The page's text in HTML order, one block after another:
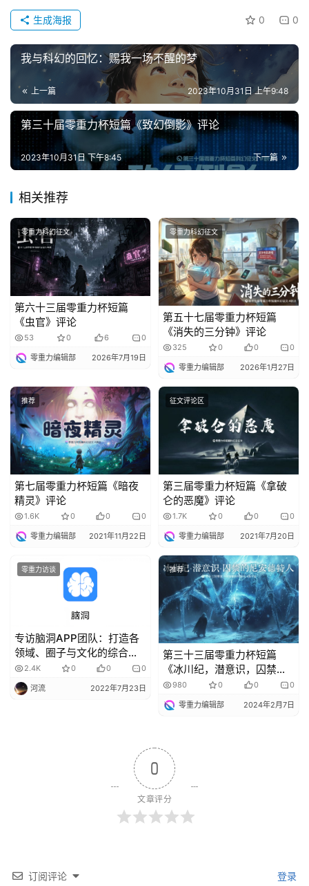
稿
文
章
幻
资
讯
题
科
幻
小
说
库
注册
0 0
生成海报
我与科幻的回忆：赐我一场不醒的梦
上一篇 2023年10月31日 上午9:48
第三十届零重力杯短篇《致幻倒影》评论
下一篇
2023年10月31日 下午8:45
相关推荐
零重力科幻征文
第六十三届零重力杯短篇
《虫官》评论
53 0 6 0
零重力编辑部 2026年7月19日
零重力科幻征文
第五十七届零重力杯短篇
《消失的三分钟》评论
325 0 0 0
零重力编辑部 2026年1月27日
推荐
第七届零重力杯短篇《暗夜
精灵》评论
1.6K 0 0 0
零重力编辑部 2021年11月22日
征文评论区
第三届零重力杯短篇《拿破
仑的恶魔》评论
1.7K 0 0 0
零重力编辑部 2021年7月20日
零重力访谈
专访脑洞APP团队：打造各
领域、圈子与文化的综合创
作平台
2.4K 0 0 0
河流 2022年7月23日
推荐
第三十三届零重力杯短篇
《冰川纪，潜意识，囚禁的
尼安德特人》评论
980 0 0 0
零重力编辑部 2024年2月7日
0
文章评分
订阅评论 登录